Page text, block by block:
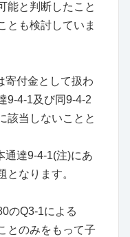
能と判断したこと
とも検討していま
寄付金として扱わ
9-4-1及び同9-4-2
該当しないことと
通達9-4-1(注)にあ
となります。
のQ3-1による
とのみをもって子